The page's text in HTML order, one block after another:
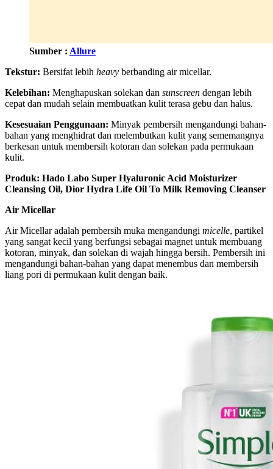
Sumber : Allure
Tekstur: Bersifat lebih heavy berbanding air micellar.
Kelebihan: Menghapuskan solekan dan sunscreen dengan lebih
cepat dan mudah selain membuatkan kulit terasa gebu dan halus.
Kesesuaian Penggunaan: Minyak pembersih mengandungi bahan-
bahan yang menghidrat dan melembutkan kulit yang sememangnya
berkesan untuk membersih kotoran dan solekan pada permukaan
kulit.
Produk: Hado Labo Super Hyaluronic Acid Moisturizer
Cleansing Oil, Dior Hydra Life Oil To Milk Removing Cleanser
Air Micellar
Air Micellar adalah pembersih muka mengandungi micelle, partikel
yang sangat kecil yang berfungsi sebagai magnet untuk membuang
kotoran, minyak, dan solekan di wajah hingga bersih. Pembersih ini
mengandungi bahan-bahan yang dapat menembus dan membersih
liang pori di permukaan kulit dengan baik.